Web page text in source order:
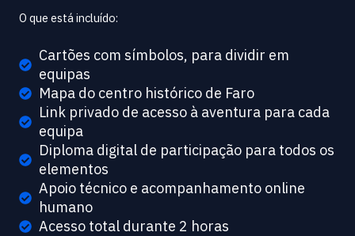
O que está incluído:
Cartões com símbolos, para dividir em
equipas
Mapa do centro histórico de Faro
Link privado de acesso à aventura para cada
equipa
Diploma digital de participação para todos os
elementos
Apoio técnico e acompanhamento online
humano
Acesso total durante 2 horas